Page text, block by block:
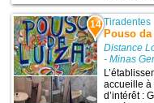
14 Tiradentes
Pouso
Distance
- Minas
accueille à
d’intérêt :